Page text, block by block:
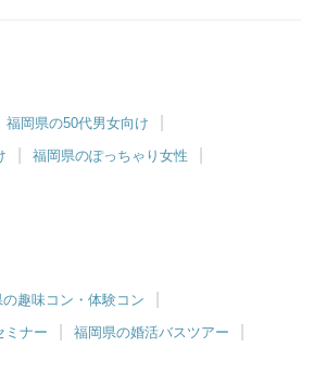
福岡県の50代男女向け
福岡県のぽっちゃり女性
趣味コン・体験コン
ミナー
福岡県の婚活バスツアー